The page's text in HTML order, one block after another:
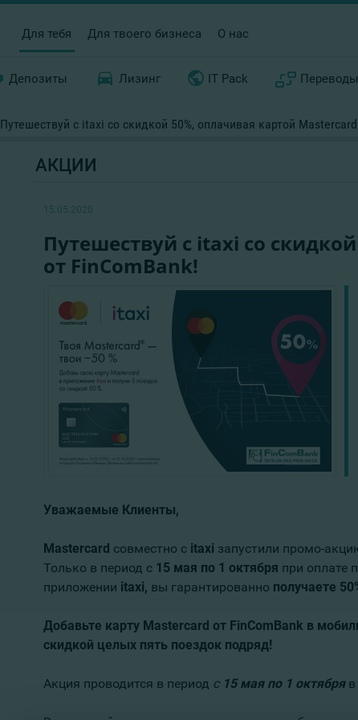
Для тебя Для твоего бизнеса О нас
Депозиты Лизинг IT Pack Переводы
Путешествуй с itaxi со скидкой 50%, оплачивая картой
АКЦИИ
15.05.2020
Путешествуй с itaxi со
от FinComBank!
Уважаемые Клиенты,
Mastercard совместно с itaxi запустили промо-
Только в период с 15 мая по 1 октября при оплате
приложении itaxi, вы гарантированно получаете
Добавьте карту Mastercard от FinComBank в
скидкой целых пять поездок подряд!
Акция проводится в период с 15 мая по 1 октябряв